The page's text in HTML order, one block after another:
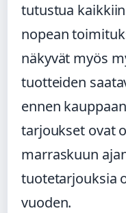
tutustua
nopean
näkyvät myös
tuotteiden
ennen
tarjoukset ovat
marraskuun
tuotetarjouksia
vuoden.